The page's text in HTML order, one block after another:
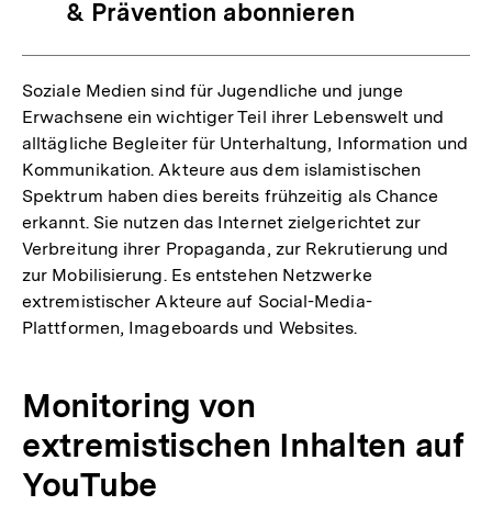
& Prävention abonnieren
Soziale Medien sind für Jugendliche und junge
Erwachsene ein wichtiger Teil ihrer Lebenswelt und
alltägliche Begleiter für Unterhaltung, Information und
Kommunikation. Akteure aus dem islamistischen
Spektrum haben dies bereits frühzeitig als Chance
erkannt. Sie nutzen das Internet zielgerichtet zur
Verbreitung ihrer Propaganda, zur Rekrutierung und
zur Mobilisierung. Es entstehen Netzwerke
extremistischer Akteure auf Social-Media-
Plattformen, Imageboards und Websites.
Monitoring von
extremistischen Inhalten auf
YouTube